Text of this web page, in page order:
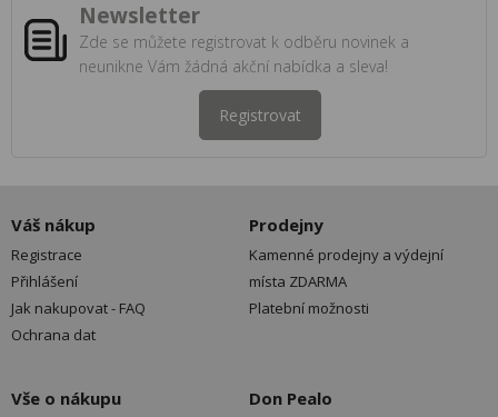
Newsletter
Zde se můžete registrovat k odběru novinek a
neunikne Vám žádná akční nabídka a sleva!
Registrovat
Váš nákup
Registrace
Přihlášení
Jak nakupovat - FAQ
Ochrana dat
Prodejny
Kamenné prodejny a výdejní
místa ZDARMA
Platební možnosti
Vše o nákupu Don Pealo